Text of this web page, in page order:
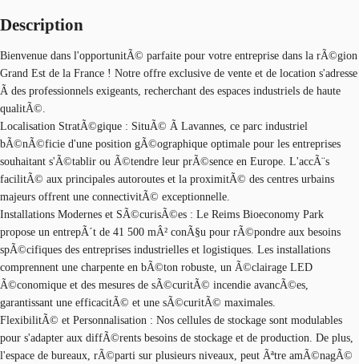
Description
Bienvenue dans l'opportunitÃ© parfaite pour votre entreprise dans la rÃ©gion
Grand Est de la France ! Notre offre exclusive de vente et de location s'adresse
Ã des professionnels exigeants, recherchant des espaces industriels de haute
qualitÃ©.
Localisation StratÃ©gique : SituÃ© Ã Lavannes, ce parc industriel
bÃ©nÃ©ficie d'une position gÃ©ographique optimale pour les entreprises
souhaitant s'Ã©tablir ou Ã©tendre leur prÃ©sence en Europe. L'accÃ¨s
facilitÃ© aux principales autoroutes et la proximitÃ© des centres urbains
majeurs offrent une connectivitÃ© exceptionnelle.
Installations Modernes et SÃ©curisÃ©es : Le Reims Bioeconomy Park
propose un entrepÃ´t de 41 500 mÂ² conÃ§u pour rÃ©pondre aux besoins
spÃ©cifiques des entreprises industrielles et logistiques. Les installations
comprennent une charpente en bÃ©ton robuste, un Ã©clairage LED
Ã©conomique et des mesures de sÃ©curitÃ© incendie avancÃ©es,
garantissant une efficacitÃ© et une sÃ©curitÃ© maximales.
FlexibilitÃ© et Personnalisation : Nos cellules de stockage sont modulables
pour s'adapter aux diffÃ©rents besoins de stockage et de production. De plus,
l'espace de bureaux, rÃ©parti sur plusieurs niveaux, peut Ãªtre amÃ©nagÃ©